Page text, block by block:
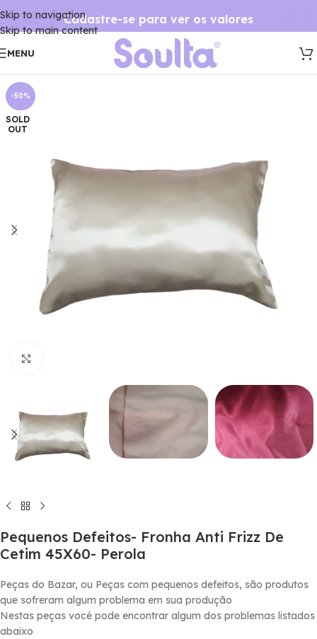
Skip to navigation
Skip to main content
Cadastre-se para ver os valores
MENU
-50%
SOLD
OUT
Pequenos Defeitos- Fronha Anti Frizz De
Cetim 45X60- Perola
Peças do Bazar, ou Peças com pequenos defeitos, são produtos
que sofreram algum problema em sua produção
Nestas peças vocé pode encontrar algum dos problemas listados
abaixo